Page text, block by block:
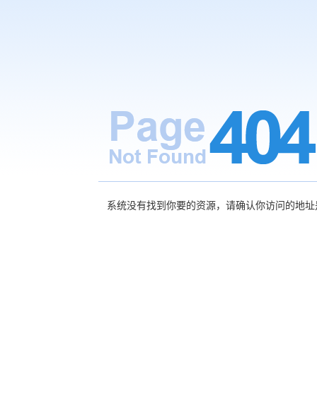
系统没有找到你要的资源，请确认你访问的地